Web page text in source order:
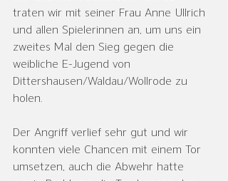
traten wir mit seiner Frau Anne Ullrich
und allen Spielerinnen an, um uns ein
zweites Mal den Sieg gegen die
weibliche E-Jugend von
Dittershausen/Waldau/Wollrode zu
holen.
Der Angriff verlief sehr gut und wir
konnten viele Chancen mit einem Tor
umsetzen, auch die Abwehr hatte